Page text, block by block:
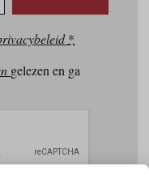
*
gelezen en ga